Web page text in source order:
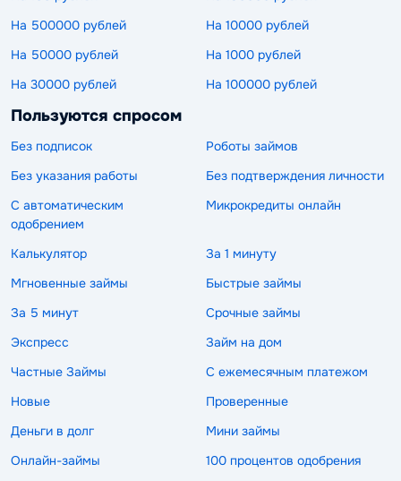
На 500000 рублей
На 10000 рублей
На 50000 рублей
На 1000 рублей
На 30000 рублей
На 100000 рублей
Пользуются спросом
Без подписок
Роботы займов
Без указания работы
Без подтверждения личности
С автоматическим
одобрением
Микрокредиты онлайн
Калькулятор
За 1 минуту
Мгновенные займы
Быстрые займы
За 5 минут
Срочные займы
Экспресс
Займ на дом
Частные Займы
С ежемесячным платежом
Новые
Проверенные
Деньги в долг
Мини займы
Онлайн-займы
100 процентов одобрения